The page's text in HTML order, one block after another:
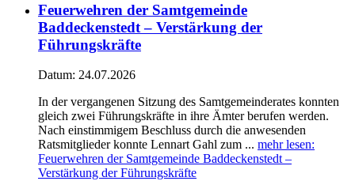
Feuerwehren der Samtgemeinde
Baddeckenstedt – Verstärkung der
Führungskräfte
Datum: 24.07.2026
In der vergangenen Sitzung des Samtgemeinderates konnten
gleich zwei Führungskräfte in ihre Ämter berufen werden.
Nach einstimmigem Beschluss durch die anwesenden
Ratsmitglieder konnte Lennart Gahl zum ... mehr lesen:
Feuerwehren der Samtgemeinde Baddeckenstedt –
Verstärkung der Führungskräfte